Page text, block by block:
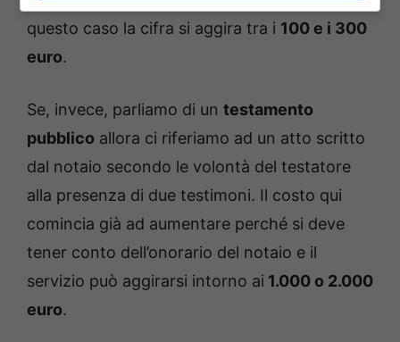
questo caso la cifra si aggira tra i 100 e i 300
euro.
Se, invece, parliamo di un testamento
pubblico allora ci riferiamo ad un atto scritto
dal notaio secondo le volontà del testatore
alla presenza di due testimoni. Il costo qui
comincia già ad aumentare perché si deve
tener conto dell’onorario del notaio e il
servizio può aggirarsi intorno ai 1.000 o 2.000
euro.